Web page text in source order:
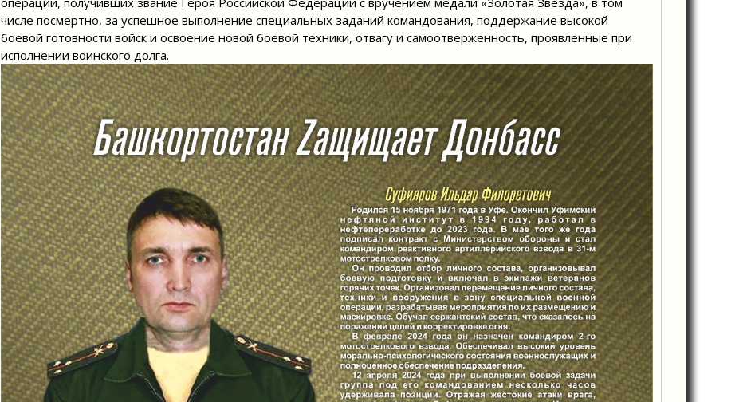
числе посмертно, за успешное выполнение специальных заданий командования, поддержание высокой
боевой готовности войск и освоение новой боевой техники, отвагу и самоотверженность, проявленные при
исполнении воинского долга.